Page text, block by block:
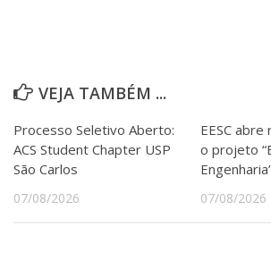
VEJA TAMBÉM ...
Processo Seletivo Aberto:
ACS Student Chapter USP
São Carlos
07/08/2026
EESC
o projeto
07/08/2026